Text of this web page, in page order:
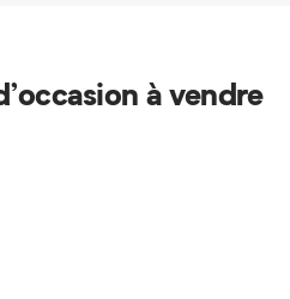
à vendre